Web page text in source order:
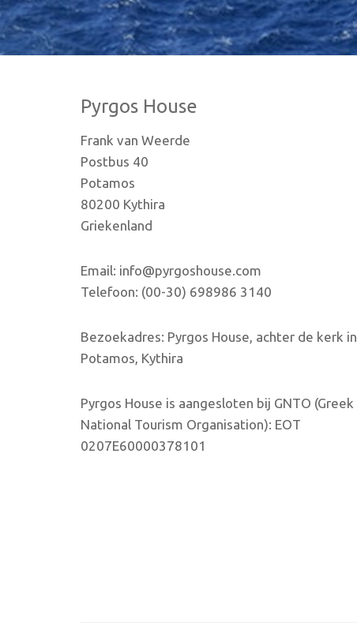
Pyrgos House
Frank van Weerde
Postbus 40
Potamos
80200 Kythira
Griekenland
Email: info@pyrgoshouse.com
Telefoon: (00-30) 698986 3140
Bezoekadres: Pyrgos House, achter de kerk in
Potamos, Kythira
Pyrgos House is aangesloten bij GNTO (Greek
National Tourism Organisation): EOT
0207E60000378101